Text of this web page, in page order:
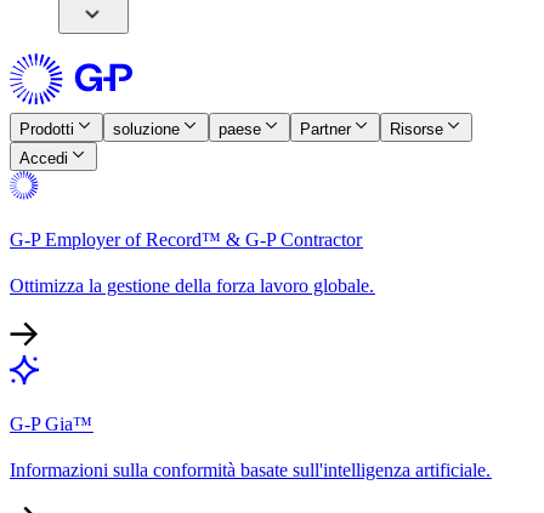
Prodotti​​ soluzione​​ paese​​ Partner​​
Risorse​​
Accedi​​
G-P Employer of Record™ & G-P Contractor​​
Ottimizza la gestione della forza lavoro globale.​​
G-P Gia™​​
Informazioni sulla conformità basate sull'intelligenza artificiale.​​